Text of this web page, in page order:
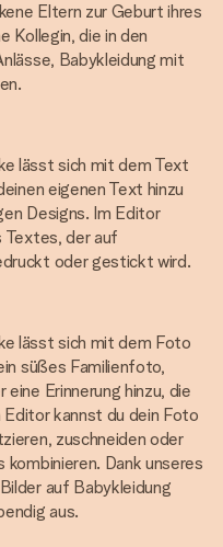
Eltern zur Geburt ihres
Kollegin, die in den
Babykleidung mit
lässt sich mit dem Text
eigenen Text hinzu
Designs. Im Editor
Textes, der auf
oder gestickt wird.
lässt sich mit dem Foto
süßes Familienfoto,
Erinnerung hinzu, die
kannst du dein Foto
zuschneiden oder
Dank unseres
auf Babykleidung
aus.